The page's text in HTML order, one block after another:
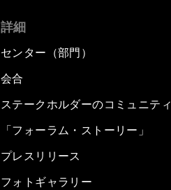
詳細
センター（部門）
会合
ステークホルダーのコミュニティ
「フォーラム・ストーリー」
プレスリリース
フォトギャラリー